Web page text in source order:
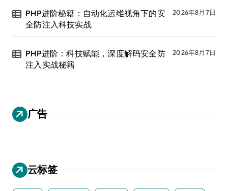
PHP进阶秘籍：自动化运维视角下的安
全防注入科技实战
2026年8月7日
PHP进阶：科技赋能，深度解码安全防
注入实战秘籍
2026年8月7日
广告
云标签